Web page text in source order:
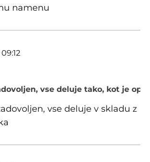
namenu
5 od 5 zvezdicvse deluje tako, kot je
vse deluje v skladu z